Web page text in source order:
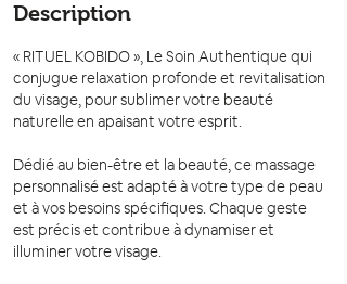
Description
« RITUEL KOBIDO », Le Soin Authentique qui
conjugue relaxation profonde et revitalisation
du visage, pour sublimer votre beauté
naturelle en apaisant votre esprit.
Dédié au bien-être et la beauté, ce massage
personnalisé est adapté à votre type de peau
et à vos besoins spécifiques. Chaque geste
est précis et contribue à dynamiser et
illuminer votre visage.